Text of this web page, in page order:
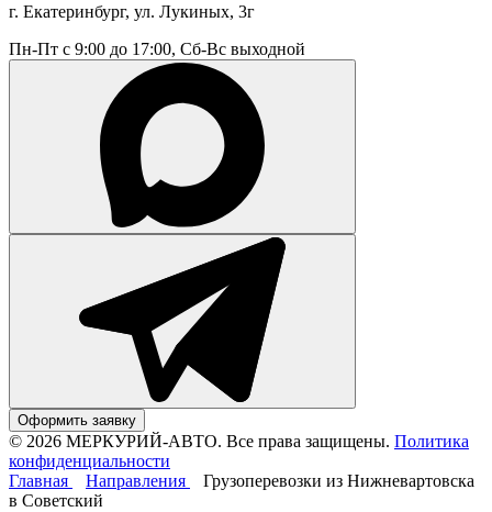
г. Екатеринбург, ул. Лукиных, 3г
Пн-Пт с 9:00 до 17:00, Сб-Вс выходной
Оформить заявку
© 2026 МЕРКУРИЙ-АВТО. Все права защищены. Политика
конфиденциальности
Главная
Направления
Грузоперевозки из Нижневартовска
в Советский